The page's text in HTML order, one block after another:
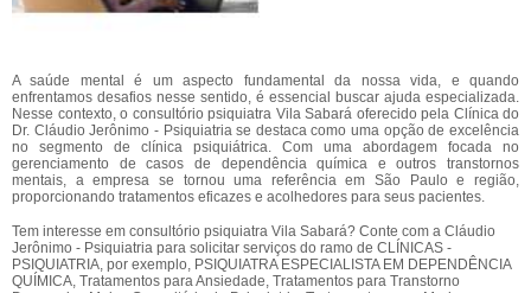
A saúde mental é um aspecto fundamental da nossa vida, e quando
enfrentamos desafios nesse sentido, é essencial buscar ajuda especializada.
Nesse contexto, o consultório psiquiatra Vila Sabará oferecido pela Clínica do
Dr. Cláudio Jerônimo - Psiquiatria se destaca como uma opção de excelência
no segmento de clínica psiquiátrica. Com uma abordagem focada no
gerenciamento de casos de dependência química e outros transtornos
mentais, a empresa se tornou uma referência em São Paulo e região,
proporcionando tratamentos eficazes e acolhedores para seus pacientes.
Tem interesse em consultório psiquiatra Vila Sabará? Conte com a Cláudio
Jerônimo - Psiquiatria para solicitar serviços do ramo de CLÍNICAS -
PSIQUIATRIA, por exemplo, PSIQUIATRA ESPECIALISTA EM DEPENDÊNCIA
QUÍMICA, Tratamentos para Ansiedade, Tratamentos para Transtorno